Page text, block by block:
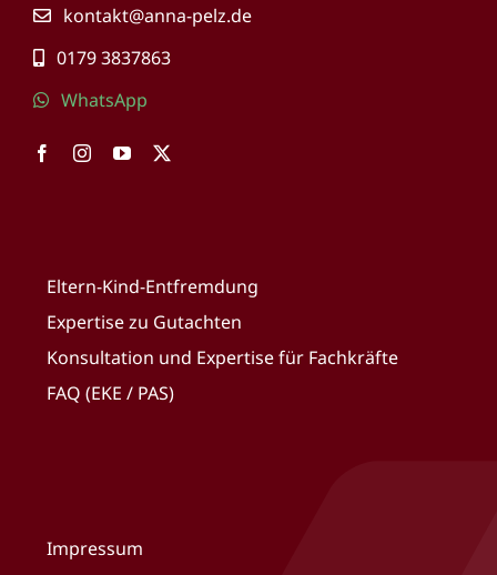
kontakt@anna-pelz.de
0179 3837863
WhatsApp
Eltern-Kind-Entfremdung
Expertise zu Gutachten
Konsultation und Expertise für Fachkräfte
FAQ (EKE / PAS)
Impressum